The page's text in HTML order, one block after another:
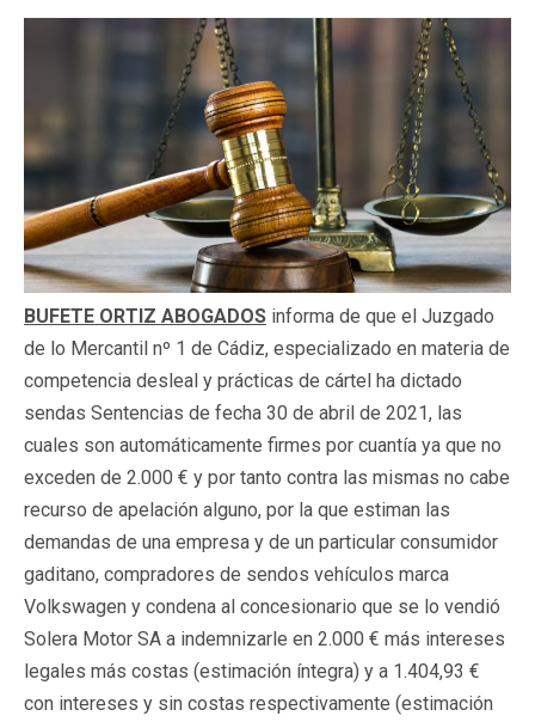
BUFETE ORTIZ ABOGADOS informa de que el Juzgado
de lo Mercantil nº 1 de Cádiz, especializado en materia de
competencia desleal y prácticas de cártel ha dictado
sendas Sentencias de fecha 30 de abril de 2021, las
cuales son automáticamente firmes por cuantía ya que no
exceden de 2.000 € y por tanto contra las mismas no cabe
recurso de apelación alguno, por la que estiman las
demandas de una empresa y de un particular consumidor
gaditano, compradores de sendos vehículos marca
Volkswagen y condena al concesionario que se lo vendió
Solera Motor SA a indemnizarle en 2.000 € más intereses
legales más costas (estimación íntegra) y a 1.404,93 €
con intereses y sin costas respectivamente (estimación